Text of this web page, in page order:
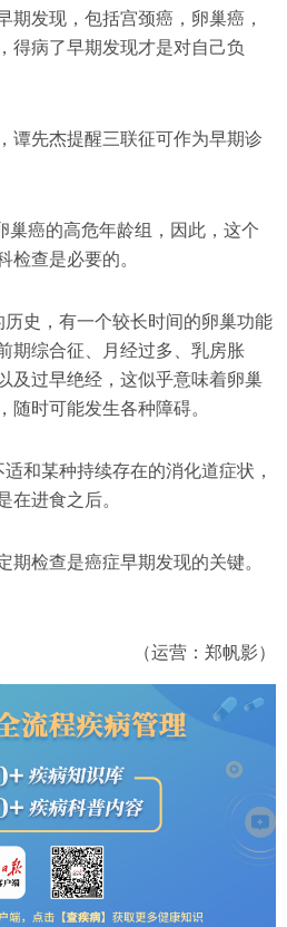
期发现，包括宫颈癌，卵巢癌，
得病了早期发现才是对自己负
谭先杰提醒三联征可作为早期诊
巢癌的高危年龄组，因此，这个
检查是必要的。
史，有一个较长时间的卵巢功能
期综合征、月经过多、乳房胀
及过早绝经，这似乎意味着卵巢
随时可能发生各种障碍。
和某种持续存在的消化道症状，
在进食之后。
期检查是癌症早期发现的关键。
（运营：郑帆影）